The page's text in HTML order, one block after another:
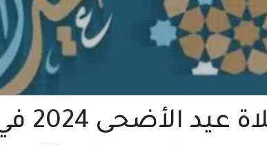
2024 في القنيطرة | المغرب